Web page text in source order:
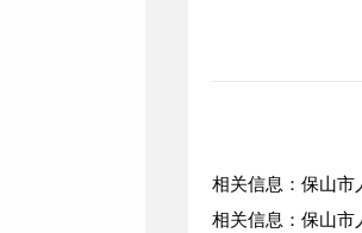
相关信息：保山市
相关信息：保山市